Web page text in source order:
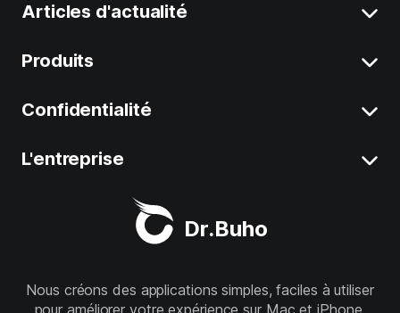
Dr.Buho
Nous créons des applications simples, faciles à utiliser
Articles d'actualité
Supprimer Données Système sur Mac
Désinstaller Applications sur Mac
Meilleur Nettoyeur Mac
Produits
BuhoCleaner
BuhoUnlocker
Confidentialité
Conditions générales
Politique de remboursement
L'entreprise
À propos de nous
Boutique